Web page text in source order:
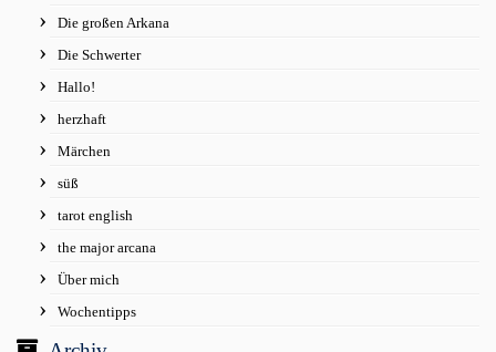
Die großen Arkana
Die Schwerter
Hallo!
herzhaft
Märchen
süß
tarot english
the major arcana
Über mich
Wochentipps